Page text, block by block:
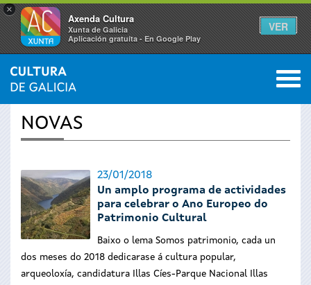
×
Axenda Cultura
Xunta de Galicia
Aplicación gratuíta - En Google Play
VER
Vostede
está
aquí
INICIO › ACTUALIDADE 0
NOVAS
23/01/2018
Un amplo programa de actividades
para celebrar o Ano Europeo do
Patrimonio Cultural
Baixo o lema Somos patrimonio, cada un
dos meses do 2018 dedicarase á cultura popular,
arqueoloxía, candidatura Illas Cíes-Parque Nacional Illas